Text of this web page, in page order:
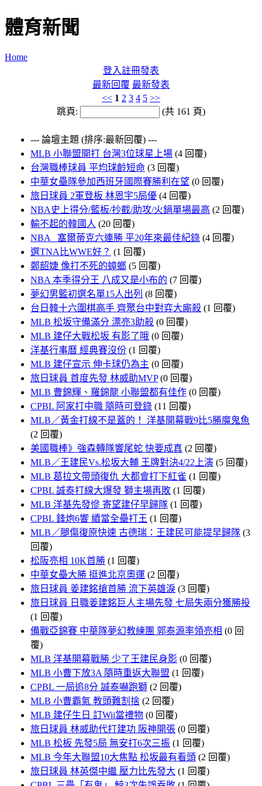
體育新聞
Home
登入註冊發表
最新回覆 最新發表
<< 1 2 3 4 5 >>
跳頁:
(共 161 頁)
--- 論壇主題 (排序:最新回覆) ---
MLB 小聯盟開打 台灣3位球星上場 (4 回覆)
台灣職棒球員 平均球齡短命 (3 回覆)
中華女壘隊參加西班牙國際賽勝利在望 (0 回覆)
旅日球員 2軍登板 林恩宇5局優 (4 回覆)
NBA史上得分/籃板/抄截/助攻/火鍋單場最高 (2 回覆)
輸不起的韓國人 (20 回覆)
NBA 塞爾蒂克六連勝 平20年來最佳紀錄 (4 回覆)
選TNA比WWE好？ (1 回覆)
鄭韶婕 像打不死的蟑螂 (5 回覆)
NBA 本季得分王 八成又是小布的 (7 回覆)
夢幻男籃初選名單15人出列 (8 回覆)
台日韓十六圍棋高手 齊聚台中對弈大廝殺 (1 回覆)
MLB 松坂守備滿分 漂亮3助殺 (0 回覆)
MLB 建仔大戰松坂 有影了哦 (0 回覆)
洋基行事曆 經典賽沒份 (1 回覆)
MLB 建仔宣示 伸卡球仍為主 (0 回覆)
旅日球員 首度先發 林威助MVP (0 回覆)
MLB 曹錦輝、羅錦龍 小聯盟都有佳作 (0 回覆)
CPBL 阿家打中職 隨時可登錄 (11 回覆)
MLB／黃金打線不是蓋的！ 洋基開幕戰9比5勝魔鬼魚
(2 回覆)
美國職棒》強森轉隊響尾蛇 快要成真 (2 回覆)
MLB／王建民Vs.松坂大輔 王牌對決4/22上演 (5 回覆)
MLB 葛拉文帶頭復仇 大都會打下紅雀 (1 回覆)
CPBL 誠泰打線大爆發 獅主場再敗 (1 回覆)
MLB 洋基先發慘 寄望建仔早歸隊 (1 回覆)
CPBL 鋒炮6響 續當全壘打王 (1 回覆)
MLB／腿傷復原快速 古德瑞：王建民可能提早歸隊 (3
回覆)
松阪亮相 10K首勝 (1 回覆)
中華女壘大勝 挺進北京奧運 (2 回覆)
旅日球員 姜建銘搶首勝 流下英雄淚 (3 回覆)
旅日球員 日職姜建銘巨人主場先發 七局失兩分獲勝投
(1 回覆)
備戰亞錦賽 中華隊夢幻教練團 郭泰源率領亮相 (0 回
覆)
MLB 洋基開幕戰勝 少了王建民身影 (0 回覆)
MLB 小曹下放3A 隨時重返大聯盟 (1 回覆)
CPBL 一局追8分 誠泰嚇跑獅 (2 回覆)
MLB 小曹霸氣 教頭難割捨 (2 回覆)
MLB 建仔生日 訂Wii當禮物 (0 回覆)
旅日球員 林威助代打建功 阪神開張 (0 回覆)
MLB 松板 先發5局 無安打6次三振 (1 回覆)
MLB 今年大聯盟10大焦點 松坂最有看頭 (2 回覆)
旅日球員 林英傑中繼 壓力比先發大 (1 回覆)